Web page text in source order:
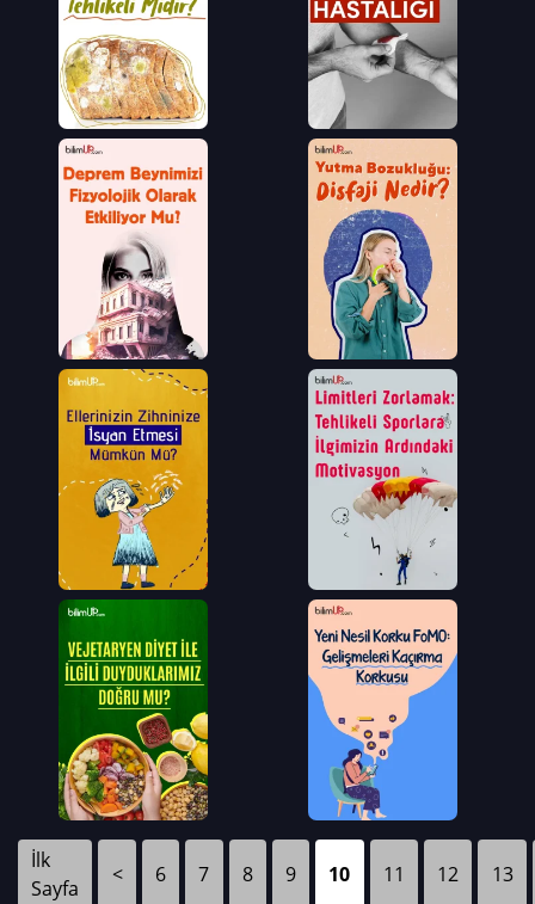
İlk
Sayfa
< 6 7 8 9 10 11 12 13